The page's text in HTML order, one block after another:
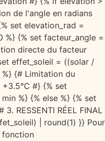
de l'angle en radians
set elevation_rad =
{% set facteur_angle =
directe du facteur
effet_soleil = ((solar /
{# Limitation du
#} {% set
%} {% else %} {% set
RESSENTI RÉEL FINAL
| round(1) }} Pour
fonction